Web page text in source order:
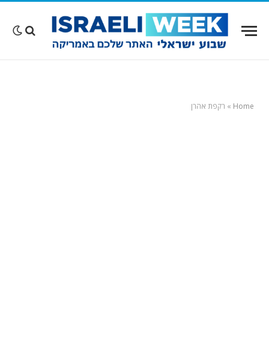
Home
» רקפת אהרן